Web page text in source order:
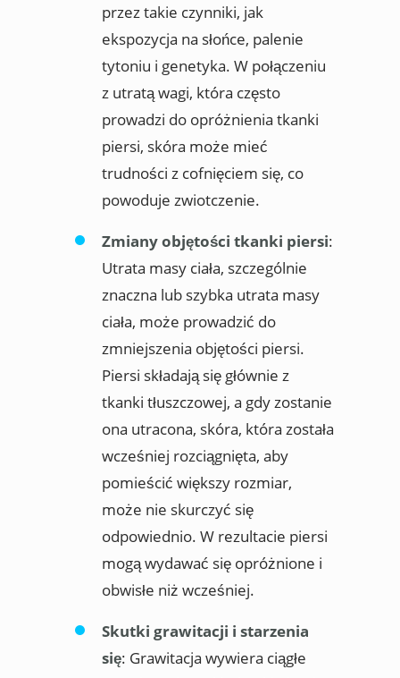
przez takie czynniki, jak
ekspozycja na słońce, palenie
tytoniu i genetyka. W połączeniu
z utratą wagi, która często
prowadzi do opróżnienia tkanki
piersi, skóra może mieć
trudności z cofnięciem się, co
powoduje zwiotczenie.
Zmiany objętości tkanki piersi:
Utrata masy ciała, szczególnie
znaczna lub szybka utrata masy
ciała, może prowadzić do
zmniejszenia objętości piersi.
Piersi składają się głównie z
tkanki tłuszczowej, a gdy zostanie
ona utracona, skóra, która została
wcześniej rozciągnięta, aby
pomieścić większy rozmiar,
może nie skurczyć się
odpowiednio. W rezultacie piersi
mogą wydawać się opróżnione i
obwisłe niż wcześniej.
Skutki grawitacji i starzenia
się: Grawitacja wywiera ciągłe